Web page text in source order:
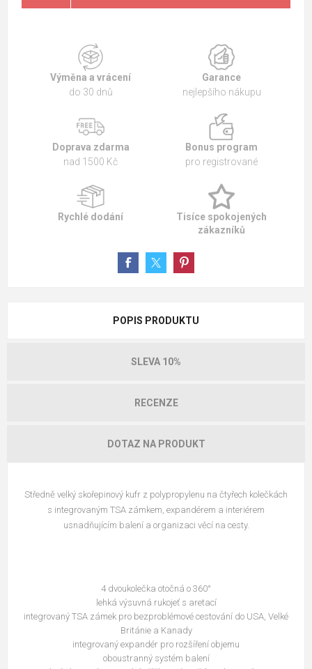
Výměna a vrácení
do 30 dnů
Garance
nejlepšího nákupu
Doprava zdarma
nad 1500 Kč
Bonus program
pro registrované
Rychlé dodání
Tisíce spokojených
zákazníků
POPIS PRODUKTU
SLEVA 10%
RECENZE
DOTAZ NA PRODUKT
Středně velký skořepinový kufr z polypropylenu na čtyřech kolečkách
s integrovaným TSA zámkem, expandérem a interiérem
usnadňujícím balení a organizaci věcí na cesty.
4 dvoukolečka otočná o 360°
lehká výsuvná rukojeť s aretací
integrovaný TSA zámek pro bezproblémové cestování do USA, Velké
Británie a Kanady
integrovaný expandér pro rozšíření objemu
oboustranný systém balení